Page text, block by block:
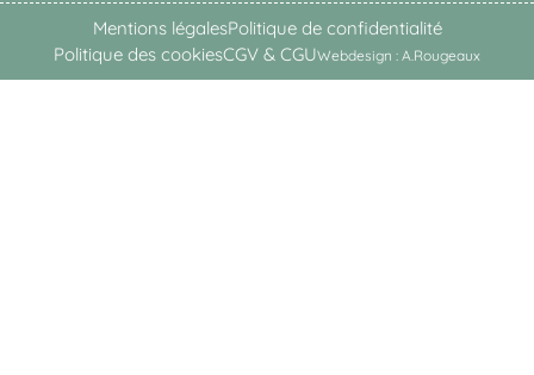
Mentions légalesPolitique de confidentialité
Politique des cookiesCGV & CGUWebdesign : A.Rougeaux